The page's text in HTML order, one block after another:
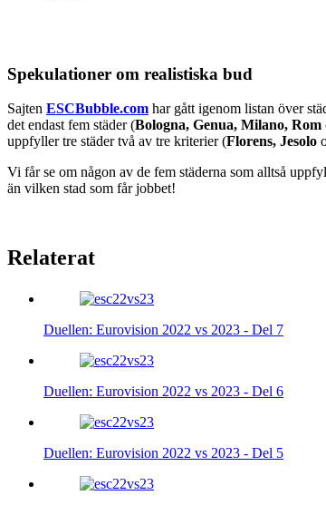
Spekulationer om realistiska bud
Sajten ESCBubble.com har gått igenom listan över
det endast fem städer (Bologna, Genua, Milano, Rom
uppfyller tre städer två av tre kriterier (Florens, Jesolo
Vi får se om någon av de fem städerna som alltså
än vilken stad som får jobbet!
Relaterat
Duellen: Eurovision 2022 vs 2023 - Del 7
Duellen: Eurovision 2022 vs 2023 - Del 6
Duellen: Eurovision 2022 vs 2023 - Del 5